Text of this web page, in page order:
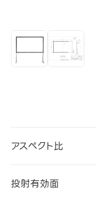
アスペクト比
投射有効面